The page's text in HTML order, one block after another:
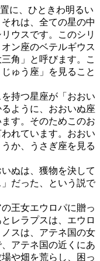
に、ひときわ明るい
れは、全ての星の中
ウスです。このシリ
ン座のベテルギウス
角」と呼びます。こ
ゅう座」を見ること
持つ星座が「おおい
ように、おおいぬ座
す。そのためこのお
れています。おおい
か、うさぎ座を見る
ぬは、獲物を決して
だった、という説で
王女エウロパに贈っ
レラプスは、エウロ
スは、アテネ国の女
アテネ国の近くにあ
や畑を荒らし、困っ